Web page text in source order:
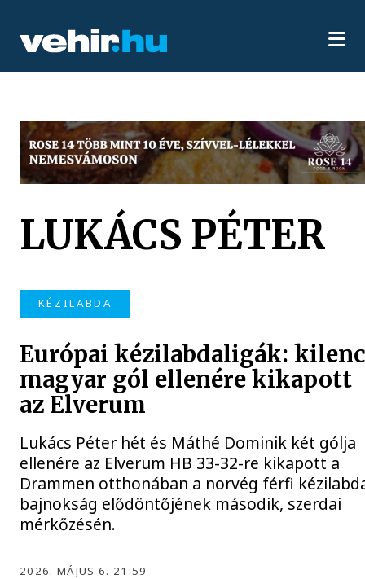
LUKÁCS PÉTER
KÉZILABDA
Európai kézilabdaligák:
magyar gól ellenére kikapott
az Elverum
Lukács Péter hét és Máthé Dominik két gólja
ellenére az Elverum HB 33-32-re kikapott a
Drammen otthonában a norvég férfi
bajnokság elődöntőjének második, szerdai
mérkőzésén.
2026. MÁJUS 6. 21:59